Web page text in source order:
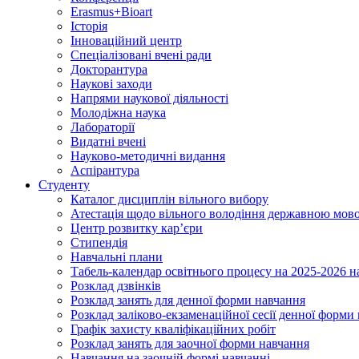
Erasmus+Bioart
Історія
Інноваційний центр
Спеціалізовані вчені ради
Докторантура
Наукові заходи
Напрями наукової діяльності
Молодіжна наука
Лабораторії
Видатні вчені
Науково-методичні видання
Аспірантура
Студенту
Каталог дисциплін вільного вибору
Атестація щодо вільного володіння державною
Центр розвитку кар’єри
Стипендія
Навчальні плани
Табель-календар освітнього процесу на 2025-2026
Розклад дзвінків
Розклад занять для денної форми навчання
Розклад заліково-екзаменаційної сесії денної
Графік захисту кваліфікаційних робіт
Розклад занять для заочної форми навчання